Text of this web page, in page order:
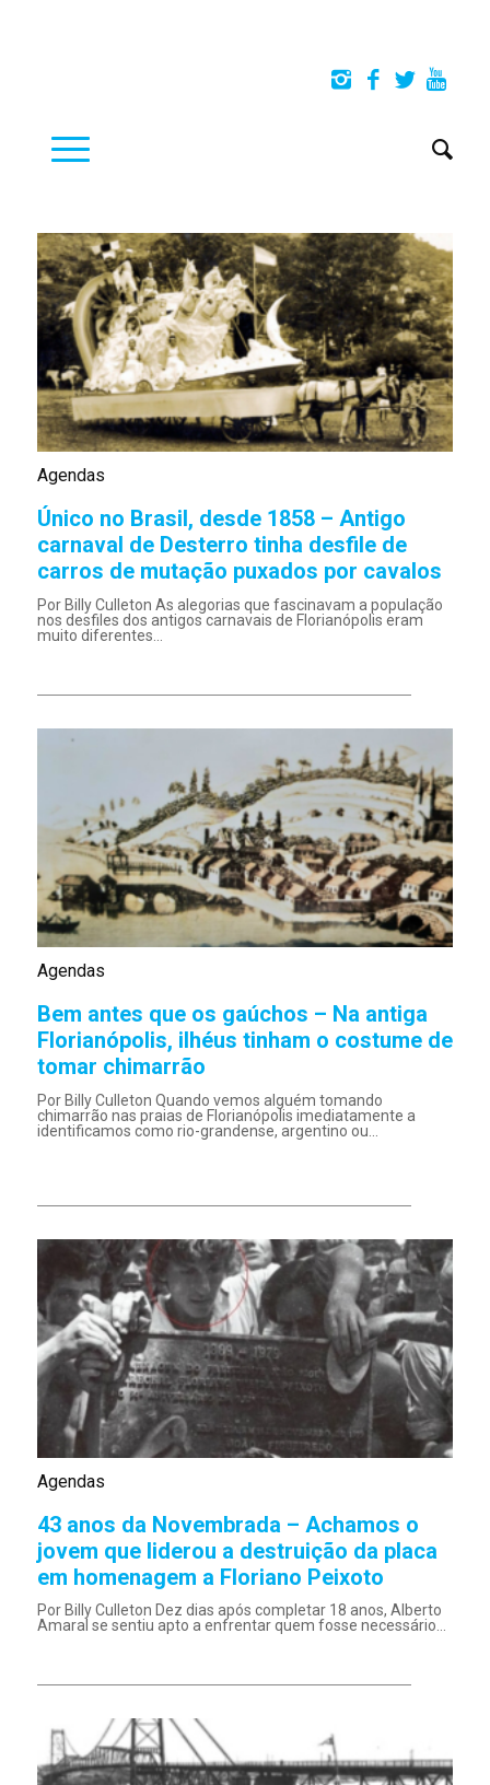
Agendas
Único no Brasil, desde 1858 – Antigo
carnaval de Desterro tinha desfile de
carros de mutação puxados por cavalos
Por Billy Culleton As alegorias que fascinavam a população
nos desfiles dos antigos carnavais de Florianópolis eram
muito diferentes...
Agendas
Bem antes que os gaúchos – Na antiga
Florianópolis, ilhéus tinham o costume de
tomar chimarrão
Por Billy Culleton Quando vemos alguém tomando
chimarrão nas praias de Florianópolis imediatamente a
identificamos como rio-grandense, argentino ou...
Agendas
43 anos da Novembrada – Achamos o
jovem que liderou a destruição da placa
em homenagem a Floriano Peixoto
Por Billy Culleton Dez dias após completar 18 anos, Alberto
Amaral se sentiu apto a enfrentar quem fosse necessário...